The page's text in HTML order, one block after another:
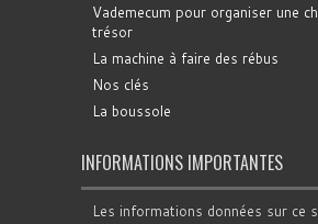
Vademecum pour organiser une
trésor
La machine à faire des rébus
Nos clés
La boussole
INFORMATIONS IMPORTANTES
Les informations données sur ce